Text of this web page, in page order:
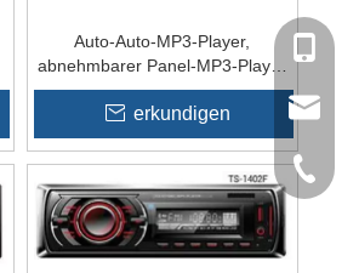
Auto-Auto-MP3-Player,
abnehmbarer Panel-MP3-Player
mit FM, USB, SD
erkundigen
0086-